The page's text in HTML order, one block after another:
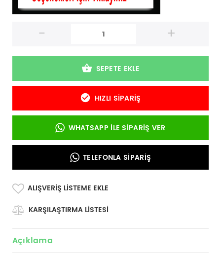
- +
SEPETE EKLE
HIZLI SIPARIŞ
WHATSAPP İLE SIPARIŞ VER
TELEFONLA SIPARIŞ
ALIŞVERIŞ LISTEME EKLE
KARŞILAŞTIRMA LISTESI
Açıklama